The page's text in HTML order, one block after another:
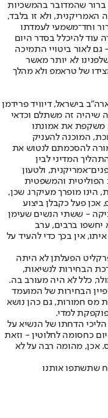
ברור שהמדובר בהמשכיות
האמריקנית, ולא זו בלבד,
וחד־משמעי לעמדתו
עוד להיכלל בסדר היום
לאור ביטויי התמיכה
לא יותר מאשר
של טראמפ ולא מהלך
בישראל, דיוויד פרידמן
שיהיה זה משתלם וכדאי
משקפת את אמונתו
המוכנה להעניק
להסכמתם לנטוש את
המדיני לבין
ולטעון
והמשפטית
הינו מופרך מעיקרו. שכן,
פעל כקבלן ביצוע
- ששתי הנשים שעימן
יחשפו ברבים, ערב
אין בכך כדי להעיד על
הפעלתן לא היתה
הבחירות לנשיאות,
, כלל לא היה מעורב בה.
הבחירות של המועמד
מס חמורות, גם כהן נושא
למדי.
הדחתו של הנשיא על
כחסומה לחלוטין - וזאת
אכן, מהומה רבה על לא
שתשתפו אותנו